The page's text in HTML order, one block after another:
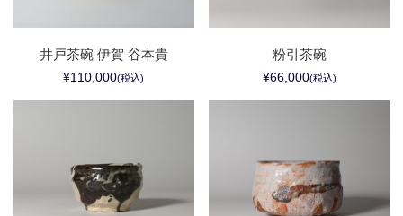
井戸茶碗 伊賀 谷本貴
¥110,000(税込)
粉引茶碗
¥66,000(税込)